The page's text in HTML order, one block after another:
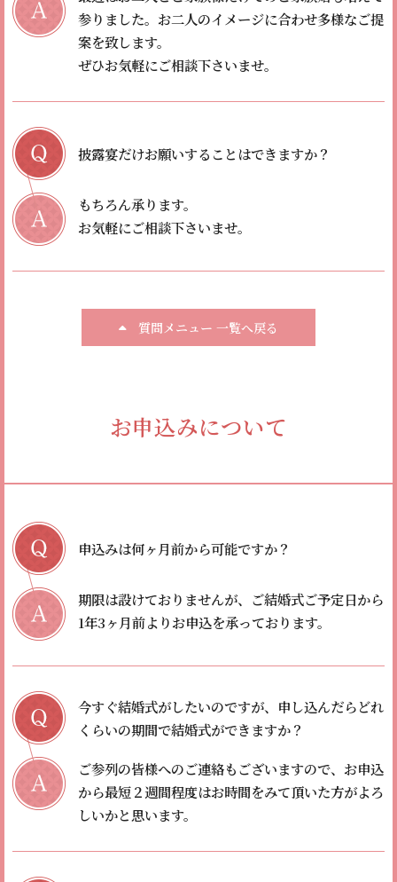
参りました。 お二人のイメージに合わせ多様なご提
案を致します。
ぜひお気軽にご相談下さいませ。
披露宴だけお願いすることはできますか？
もちろん承ります。
お気軽にご相談下さいませ。
質問メニュー 一覧へ戻る
お申込みについて
申込みは何ヶ月前から可能ですか？
期限は設けておりませんが、ご結婚式ご予定日から
1年3ヶ月前よりお申込を承っております。
今すぐ結婚式がしたいのですが、申し込んだらどれ
くらいの期間で結婚式ができますか？
ご参列の皆様へのご連絡もございますので、お申込
から最短２週間程度はお時間をみて頂いた方がよろ
しいかと思います。